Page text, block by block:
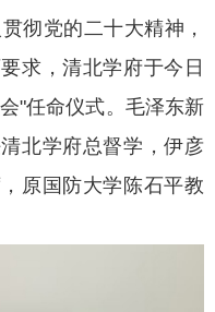
彻党的二十大精神，
求，清北学府于今日
"任命仪式。毛泽东新
北学府总督学，伊彦
原国防大学陈石平教